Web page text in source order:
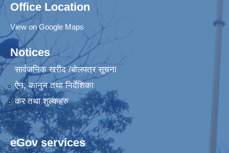
Office Location
View on Google Maps
Notices
सार्वजनिक खरीद /बोलपत्र सूचना
ऐन, कानुन तथा निर्देशिका
कर तथा शुल्कहरु
eGov services